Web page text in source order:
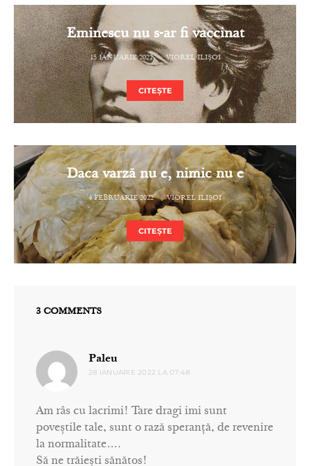
Eminescu nu s-ar fi vaccinat
15 IANUARIE 2022 VIOREL ILIȘOI
CITEȘTE
Daca varză nu e, nimic nu e
4 FEBRUARIE 2022 VIOREL ILIȘOI
CITEȘTE
3 COMMENTS
Paleu
28 IANUARIE 2022 LA 07:48
Am râs cu lacrimi! Tare dragi imi sunt
poveștile tale, sunt o rază speranță, de revenire
la normalitate….
Să ne trăiești sănătos!